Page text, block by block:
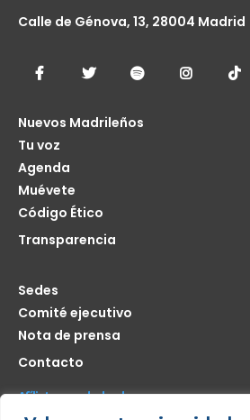
Calle de Génova, 13, 28004 Madrid
Nuevos Madrileños
Tu voz
Agenda
Muévete
Código Ético
Transparencia
Sedes
Comité ejecutivo
Nota de prensa
Contacto
Afíliate seas de donde seas